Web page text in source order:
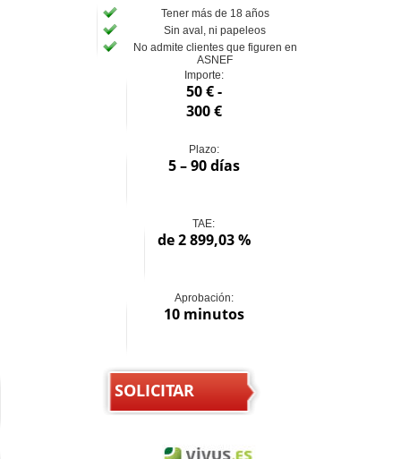
Tener más de 18 años
Sin aval, ni papeleos
No admite clientes que figuren en
ASNEF
Importe:
50 € -
300 €
Plazo:
5 – 90 días
TAE:
de 2 899,03 %
Aprobación:
10 minutos
SOLICITAR